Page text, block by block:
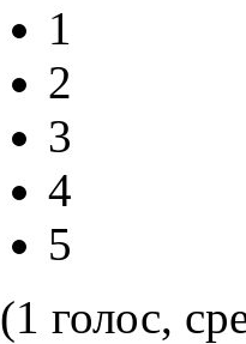
1
2
3
4
5
(1 голос,